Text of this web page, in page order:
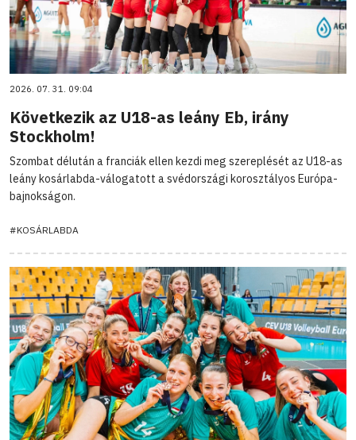
2026. 07. 31. 09:04
Következik az U18-as leány Eb, irány
Stockholm!
Szombat délután a franciák ellen kezdi meg szereplését az U18-as
leány kosárlabda-válogatott a svédországi korosztályos Európa-
bajnokságon.
#KOSÁRLABDA